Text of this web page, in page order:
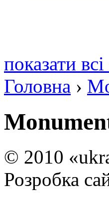
показати
Головна ›
© 2010
Розробка